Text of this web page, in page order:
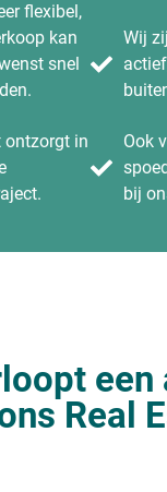
flexibel,
kan
snel
ontzorgt in
Wij
Ook
bij
een
Real